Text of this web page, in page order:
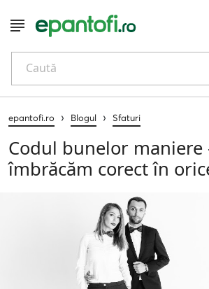
Caută
epantofi.ro › Blogul › Sfaturi
Codul bunelor maniere
îmbrăcăm corect în